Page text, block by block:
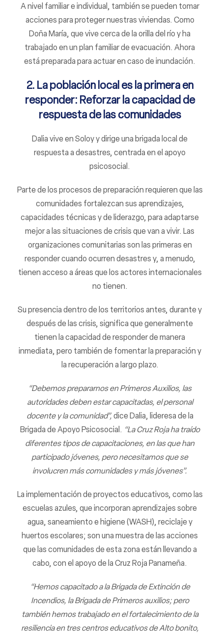
A nivel familiar e individual, también se pueden tomar
acciones para proteger nuestras viviendas. Como
Doña María, que vive cerca de la orilla del río y ha
trabajado en un plan familiar de evacuación. Ahora
está preparada para actuar en caso de inundación.
2. La población local es la primera en
responder: Reforzar la capacidad de
respuesta de las comunidades
Dalia vive en Soloy y dirige una brigada local de
respuesta a desastres, centrada en el apoyo
psicosocial.
Parte de los procesos de preparación requieren que las
comunidades fortalezcan sus aprendizajes,
capacidades técnicas y de liderazgo, para adaptarse
mejor a las situaciones de crisis que van a vivir. Las
organizaciones comunitarias son las primeras en
responder cuando ocurren desastres y, a menudo,
tienen acceso a áreas que los actores internacionales
no tienen.
Su presencia dentro de los territorios antes, durante y
después de las crisis, significa que generalmente
tienen la capacidad de responder de manera
inmediata, pero también de fomentar la preparación y
la recuperación a largo plazo.
“Debemos prepararnos en Primeros Auxilios, las
autoridades deben estar capacitadas, el personal
docente y la comunidad”, dice Dalia, lideresa de la
Brigada de Apoyo Psicosocial. “La Cruz Roja ha traído
diferentes tipos de capacitaciones, en las que han
participado jóvenes, pero necesitamos que se
involucren más comunidades y más jóvenes”.
La implementación de proyectos educativos, como las
escuelas azules, que incorporan aprendizajes sobre
agua, saneamiento e higiene (WASH), reciclaje y
huertos escolares; son una muestra de las acciones
que las comunidades de esta zona están llevando a
cabo, con el apoyo de la Cruz Roja Panameña.
“Hemos capacitado a la Brigada de Extinción de
Incendios, la Brigada de Primeros auxilios; pero
también hemos trabajado en el fortalecimiento de la
resiliencia en tres centros educativos de Alto bonito,